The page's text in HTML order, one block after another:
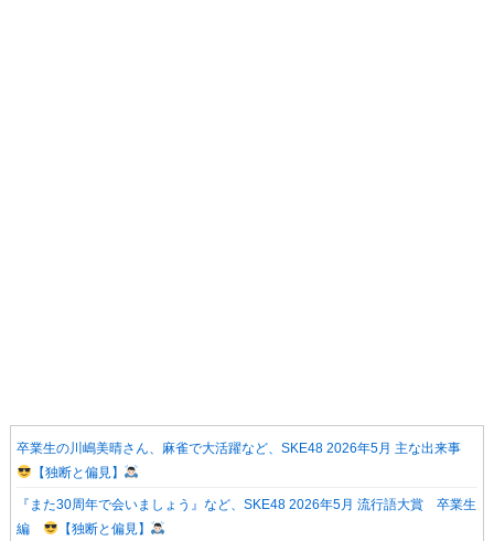
卒業生の川嶋美晴さん、麻雀で大活躍など、SKE48 2026年5月 主な出来事
【独断と偏見】
『また30周年で会いましょう』など、SKE48 2026年5月 流行語大賞 卒業生
編
【独断と偏見】